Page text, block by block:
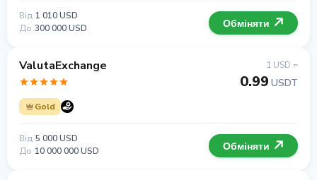
Від 1 010 USD
До 300 000 USD Обміняти
ValutaExchange
Gold
1 USD =
0.99 USDT
Від 5 000 USD
До 10 000 000 USD Обміняти